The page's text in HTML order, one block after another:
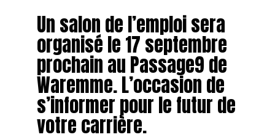
Un salon de l’emploi sera
organisé le 17 septembre
prochain au Passage9 de
Waremme. L’occasion de
s’informer pour le futur de
votre carrière.